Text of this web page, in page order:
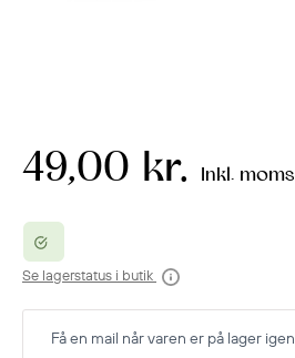
49,00 kr. Inkl. moms
Se lagerstatus i butik
Få en mail når varen er på lager igen